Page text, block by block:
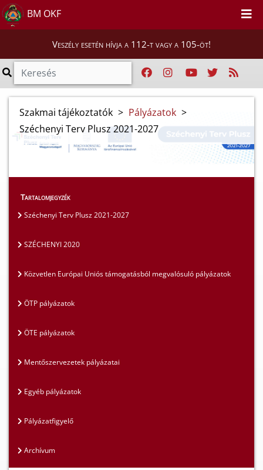
BM OKF
Veszély esetén hívja a 112-t vagy a 105-öt!
Szakmai tájékoztatók > Pályázatok >
Széchenyi Terv Plusz 2021-2027
Tartalomjegyzék
Széchenyi Terv Plusz 2021-2027
SZÉCHENYI 2020
Közvetlen Európai Uniós támogatásból megvalósuló pályázatok
ÖTP pályázatok
ÖTE pályázatok
Mentőszervezetek pályázatai
Egyéb pályázatok
Pályázatfigyelő
Archívum